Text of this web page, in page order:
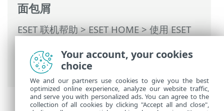
面包屑
ESET 联机帮助>ESET HOME>使用 ESET
Anti-Theft >受 Anti-Theft 保护的设备>消
> 消息历史记录
Your account, your cookies
choice
We and our partners use cookies to give you the best
optimized online experience, analyze our website traffic,
and serve you with personalized ads. You can agree to the
collection of all cookies by clicking "Accept all and close",